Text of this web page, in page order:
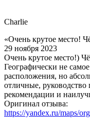
Charlie
«Очень крутое место!
29 ноября 2023
Очень крутое место!)
Географически не
расположения, но
отличные,
рекомендации и
Оригинал отзыва:
https://yandex.ru/maps/